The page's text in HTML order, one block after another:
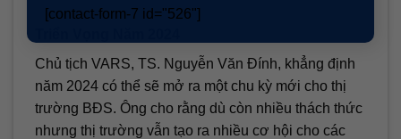
[contact-form-7 id="526"]
Chủ tịch VARS, TS. Nguyễn Văn Đính, khẳng định
năm 2024 có thể sẽ mở ra một chu kỳ mới cho thị
trường BĐS. Ông cho rằng dù còn nhiều thách thức
nhưng thị trường vẫn tạo ra nhiều cơ hội cho các